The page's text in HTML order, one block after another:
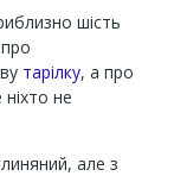
шість
тарілку, а про
не
але з